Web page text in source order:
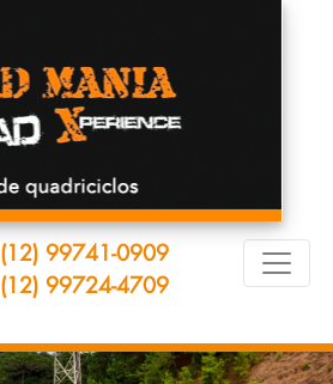
(12) 99741-0909
(12) 99724-4709